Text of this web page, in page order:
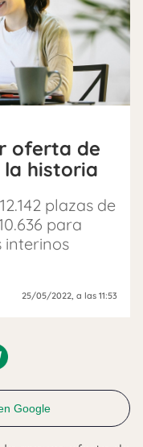
oferta de
la historia
plazas de
para
interinos
25/05/2022, a las 11:53
Google